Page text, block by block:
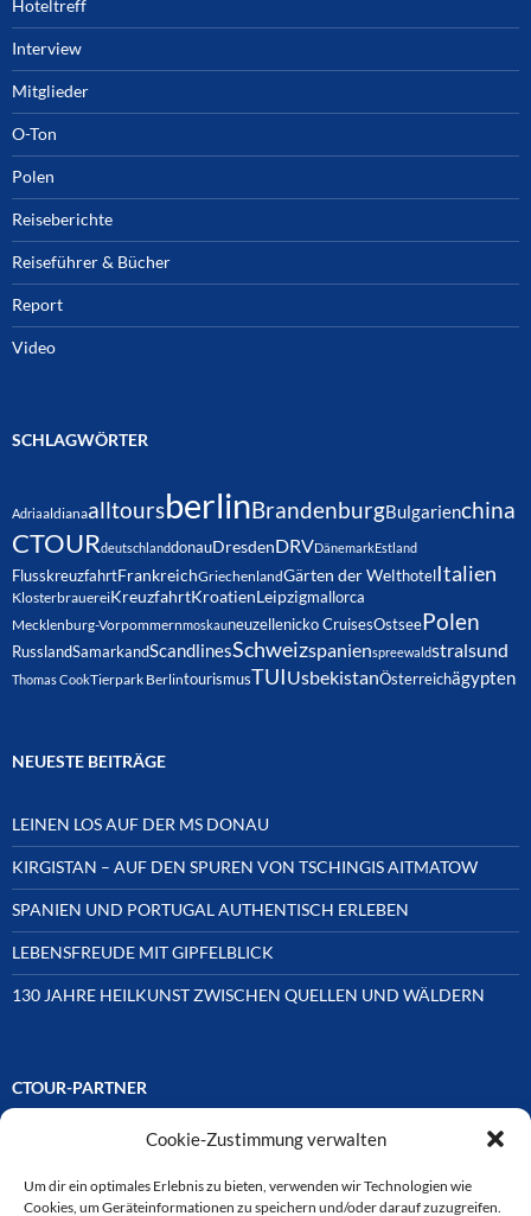
Cookie-Zustimmung verwalten
Um dir ein optimales Erlebnis zu bieten, verwenden wir Technologien wie
Cookies, um Geräteinformationen zu speichern und/oder darauf zuzugreifen.
Hoteltreff
Interview
Mitglieder
O-Ton
Polen
Reiseberichte
Reiseführer & Bücher
Report
Video
SCHLAGWÖRTER
AdriaaldianaalltoursberlinBrandenburgBulgarienchina
CTOURdeutschlanddonauDresdenDRVDänemarkEstland
FlusskreuzfahrtFrankreichGriechenlandGärten der Welthotel Italien
KlosterbrauereiKreuzfahrtKroatienLeipzigmallorca
Mecklenburg-Vorpommernmoskauneuzellenicko CruisesOstseePolen
RusslandSamarkandScandlinesSchweizspanienspreewaldstralsund
Thomas CookTierpark BerlintourismusTUIUsbekistanÖsterreichägypten
NEUESTE BEITRÄGE
LEINEN LOS AUF DER MS DONAU
KIRGISTAN – AUF DEN SPUREN VON TSCHINGIS AITMATOW
SPANIEN UND PORTUGAL AUTHENTISCH ERLEBEN
LEBENSFREUDE MIT GIPFELBLICK
130 JAHRE HEILKUNST ZWISCHEN QUELLEN UND WÄLDERN
CTOUR-PARTNER
Unsere Reisejournalisten-Vereinigung ist über Mitglieder und
ausgewählten Partnern der Medien- und Tourismusbranche
verbunden. Hier eine